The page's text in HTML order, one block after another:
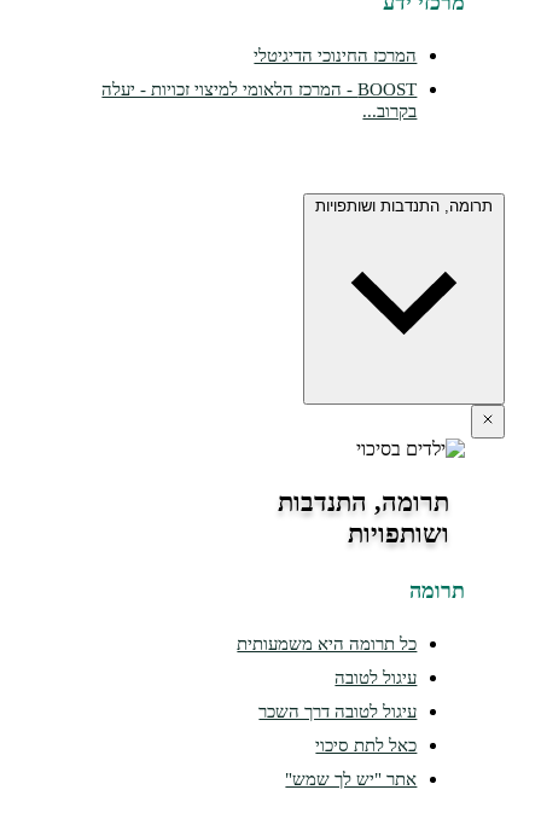
המרכז החינוכי הדיגיטלי
BOOST - המרכז הלאומי למיצוי זכויות - יעלה
התנדבות ושותפויות
תרומה, התנדבות
ושותפויות
כל תרומה היא משמעותית
עיגול לטובה
עיגול לטובה דרך השכר
כאל לתת סיכוי
אתר "יש לך שמש"